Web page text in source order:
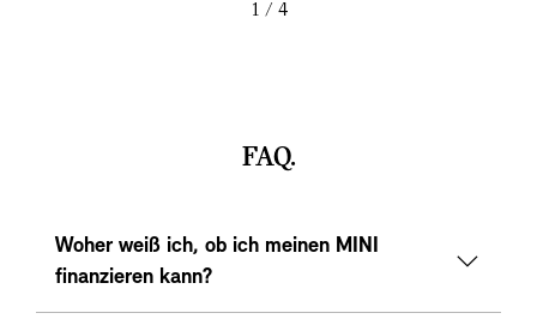
1 / 4
FAQ.
Woher weiß ich, ob ich meinen MINI
finanzieren kann?